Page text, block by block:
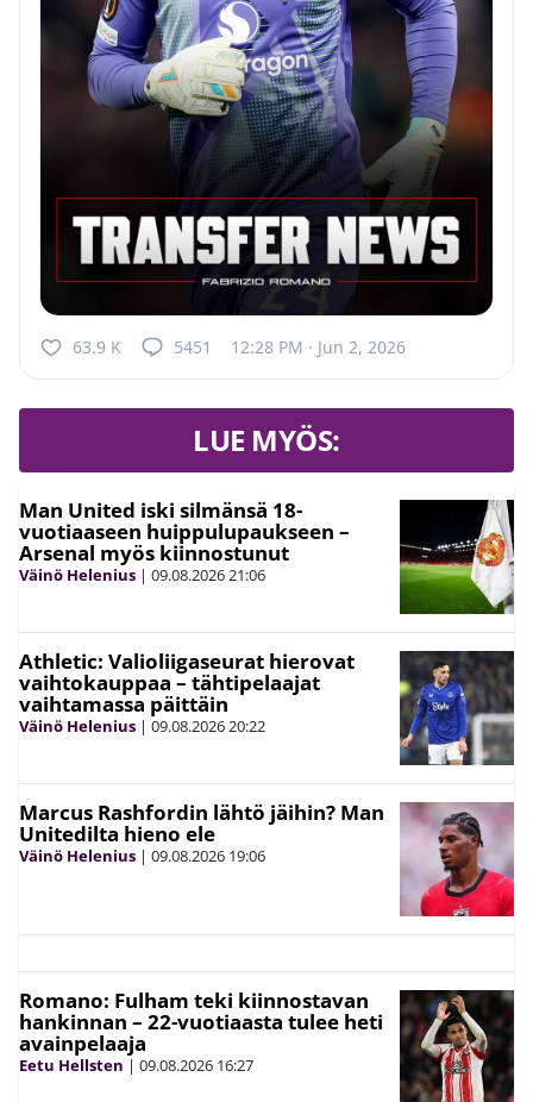
63.9 K 5451 12:28 PM · Jun 2, 2026
LUE MYÖS:
Man United iski silmänsä 18-
vuotiaaseen huippulupaukseen –
Arsenal myös kiinnostunut
Väinö Helenius | 09.08.202621:06
Athletic: Valioliigaseurat hierovat
vaihtokauppaa – tähtipelaajat
vaihtamassa päittäin
Väinö Helenius | 09.08.202620:22
Marcus Rashfordin lähtö jäihin? Man
Unitedilta hieno ele
Väinö Helenius | 09.08.2026 19:06
Romano: Fulham teki kiinnostavan
hankinnan – 22-vuotiaasta tulee heti
avainpelaaja
Eetu Hellsten | 09.08.2026 16:27